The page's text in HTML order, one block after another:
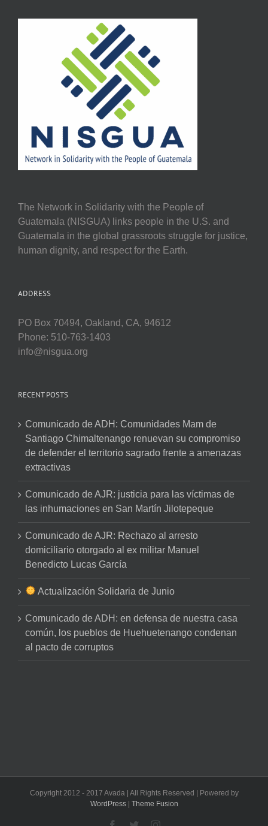
The Network in Solidarity with the People of
Guatemala (NISGUA) links people in the U.S. and
Guatemala in the global grassroots struggle for justice,
human dignity, and respect for the Earth.
ADDRESS
PO Box 70494, Oakland, CA, 94612
Phone: 510-763-1403
info@nisgua.org
RECENT POSTS
Comunicado de ADH: Comunidades Mam de
Santiago Chimaltenango renuevan su compromiso
de defender el territorio sagrado frente a amenazas
extractivas
Comunicado de AJR: justicia para las víctimas de
las inhumaciones en San Martín Jilotepeque
Comunicado de AJR: Rechazo al arresto
domiciliario otorgado al ex militar Manuel
Benedicto Lucas García
Actualización Solidaria de Junio
Comunicado de ADH: en defensa de nuestra casa
común, los pueblos de Huehuetenango condenan
al pacto de corruptos
Copyright 2012 - 2017 Avada | All Rights Reserved | Powered by
WordPress| Theme Fusion
Facebook
TwitterInstagram